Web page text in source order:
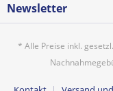
Newsletter
* Alle Preise inkl.